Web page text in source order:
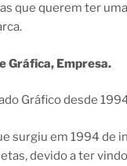
que querem ter
Gráfica, Empresa.
Gráfico desde
surgiu em 1994 de
devido a ter